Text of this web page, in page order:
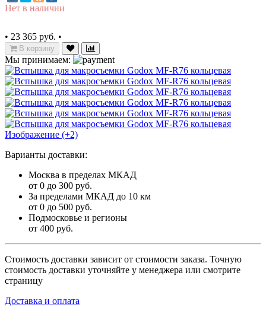
Нет в наличии
• 23 365 руб. •
В корзину
Мы принимаем:
Изображение (+2)
Варианты доставки:
Москва в пределах МКАД
от 0 до 300 руб.
За пределами МКАД до 10 км
от 0 до 500 руб.
Подмосковье и регионы
от 400 руб.
Стоимость доставки зависит от стоимости заказа. Точную
стоимость доставки уточняйте у менеджера или смотрите
страницу
Доставка и оплата